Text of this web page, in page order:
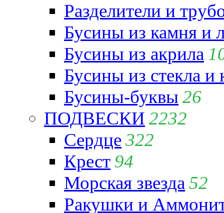
Разделители и
Бусины из камня и
Бусины из акрила
Бусины из стекла и
Бусины-буквы 26
ПОДВЕСКИ 2232
Сердце322
Крест 94
Морская звезда 52
Ракушки и